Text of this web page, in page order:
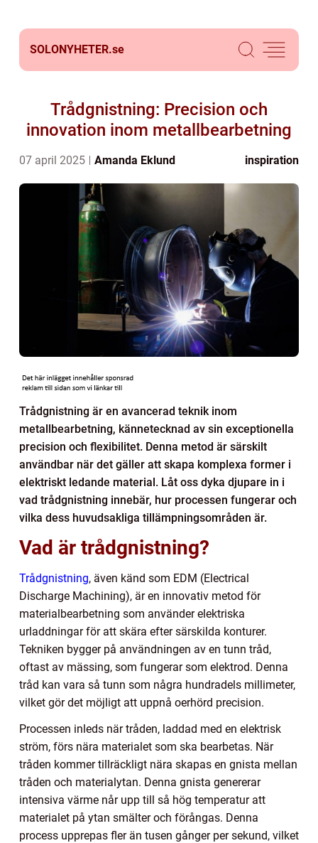
SOLONYHETER.se
Trådgnistning: Precision och
innovation inom metallbearbetning
07 april 2025 Amanda Eklund inspiration
Trådgnistning är en avancerad teknik inom
metallbearbetning, kännetecknad av sin exceptionella
precision och flexibilitet. Denna metod är särskilt
användbar när det gäller att skapa komplexa former i
elektriskt ledande material. Låt oss dyka djupare in i
vad trådgnistning innebär, hur processen fungerar och
vilka dess huvudsakliga tillämpningsområden är.
Vad är trådgnistning?
Trådgnistning, även känd som EDM (Electrical
Discharge Machining), är en innovativ metod för
materialbearbetning som använder elektriska
urladdningar för att skära efter särskilda konturer.
Tekniken bygger på användningen av en tunn tråd,
oftast av mässing, som fungerar som elektrod. Denna
tråd kan vara så tunn som några hundradels millimeter,
vilket gör det möjligt att uppnå oerhörd precision.
Processen inleds när tråden, laddad med en elektrisk
ström, förs nära materialet som ska bearbetas. När
tråden kommer tillräckligt nära skapas en gnista mellan
tråden och materialytan. Denna gnista genererar
intensiva värme når upp till så hög temperatur att
materialet på ytan smälter och förångas. Denna
process upprepas fler än tusen gånger per sekund, vilket